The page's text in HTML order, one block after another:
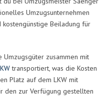
Umzugsunternehmen
Beiladung für
zusammen mit
transportiert, was die Kosten
Platz auf dem LKW mit
den zur Verfügung gestellten